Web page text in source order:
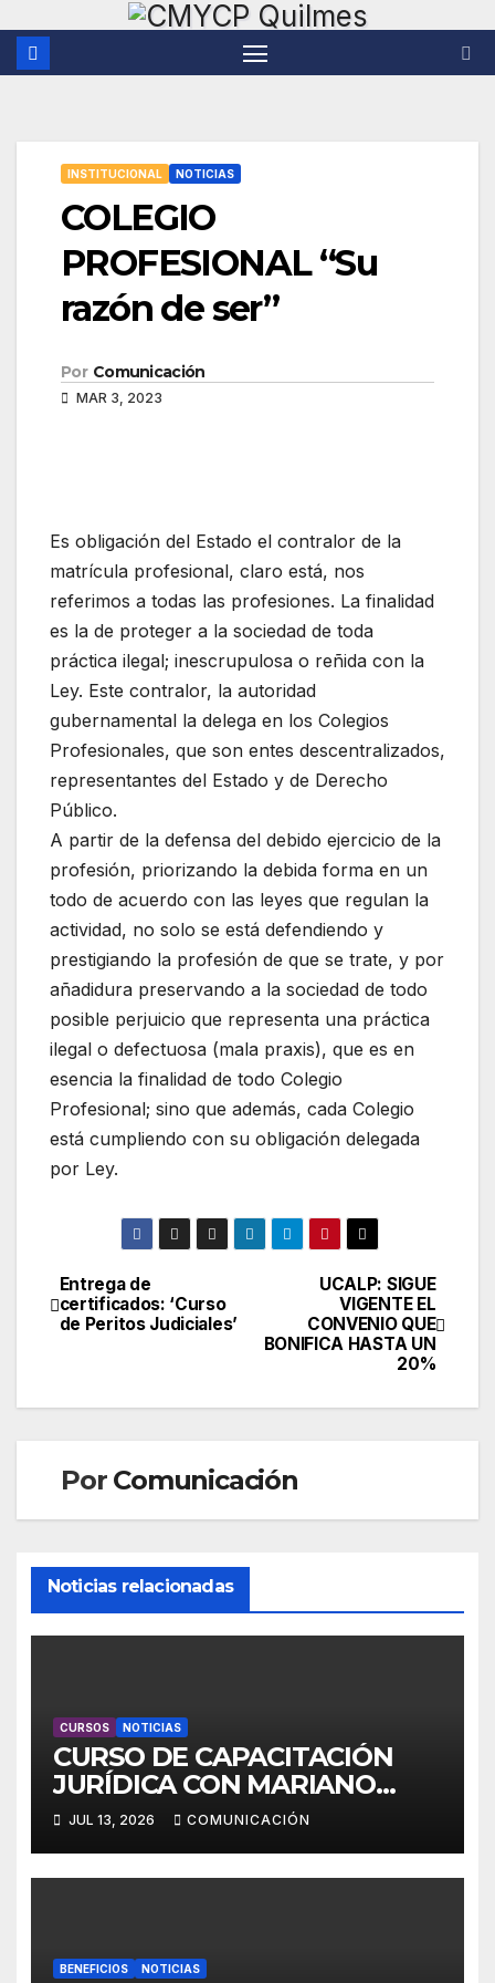
contenido
INSTITUCIONAL NOTICIAS
COLEGIO
PROFESIONAL “Su
razón de ser”
Por Comunicación
MAR 3, 2023
Es obligación del Estado el contralor de la
matrícula profesional, claro está, nos
referimos a todas las profesiones. La finalidad
es la de proteger a la sociedad de toda
práctica ilegal; inescrupulosa o reñida con la
Ley. Este contralor, la autoridad
gubernamental la delega en los Colegios
Profesionales, que son entes descentralizados,
representantes del Estado y de Derecho
Público.
A partir de la defensa del debido ejercicio de la
profesión, priorizando la debida forma en un
todo de acuerdo con las leyes que regulan la
actividad, no solo se está defendiendo y
prestigiando la profesión de que se trate, y por
añadidura preservando a la sociedad de todo
posible perjuicio que representa una práctica
ilegal o defectuosa (mala praxis), que es en
esencia la finalidad de todo Colegio
Profesional; sino que además, cada Colegio
está cumpliendo con su obligación delegada
por Ley.
Navegación
de
UCALP: SIGUE
VIGENTE EL
CONVENIO QUE
BONIFICA HASTA UN
20%
Entrega de
certificados: ‘Curso
de Peritos Judiciales’
Por Comunicación
Noticias relacionadas
CURSOS NOTICIAS
CURSO DE CAPACITACIÓN
JURÍDICA CON MARIANO
ESPER
JUL 13, 2026 COMUNICACIÓN
BENEFICIOS NOTICIAS